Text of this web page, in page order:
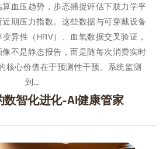
血压趋势，步态捕捉评估下肢力学平
期压力指数。这些数据与可穿戴设备
异性（HRV）、血氧数据交叉验证，
不是静态报告，而是随每次消费实时
核心价值在于预测性干预。系统监测
到…
数智化进化-AI健康管家